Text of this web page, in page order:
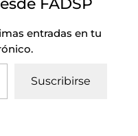
FADSP
entradas en tu
Suscribirse